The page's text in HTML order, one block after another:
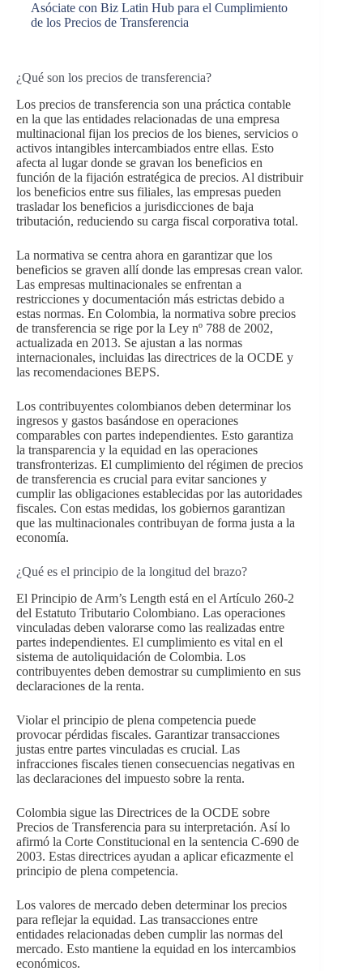
Asóciate con Biz Latin Hub para el Cumplimiento
de los Precios de Transferencia
¿Qué son los precios de transferencia?
Los precios de transferencia son una práctica contable
en la que las entidades relacionadas de una empresa
multinacional fijan los precios de los bienes, servicios o
activos intangibles intercambiados entre ellas. Esto
afecta al lugar donde se gravan los beneficios en
función de la fijación estratégica de precios. Al distribuir
los beneficios entre sus filiales, las empresas pueden
trasladar los beneficios a jurisdicciones de baja
tributación, reduciendo su carga fiscal corporativa total.
La normativa se centra ahora en garantizar que los
beneficios se graven allí donde las empresas crean valor.
Las empresas multinacionales se enfrentan a
restricciones y documentación más estrictas debido a
estas normas. En Colombia, la normativa sobre precios
de transferencia se rige por la Ley nº 788 de 2002,
actualizada en 2013. Se ajustan a las normas
internacionales, incluidas las directrices de la OCDE y
las recomendaciones BEPS.
Los contribuyentes colombianos deben determinar los
ingresos y gastos basándose en operaciones
comparables con partes independientes. Esto garantiza
la transparencia y la equidad en las operaciones
transfronterizas. El cumplimiento del régimen de precios
de transferencia es crucial para evitar sanciones y
cumplir las obligaciones establecidas por las autoridades
fiscales. Con estas medidas, los gobiernos garantizan
que las multinacionales contribuyan de forma justa a la
economía.
¿Qué es el principio de la longitud del brazo?
El Principio de Arm’s Length está en el Artículo 260-2
del Estatuto Tributario Colombiano. Las operaciones
vinculadas deben valorarse como las realizadas entre
partes independientes. El cumplimiento es vital en el
sistema de autoliquidación de Colombia. Los
contribuyentes deben demostrar su cumplimiento en sus
declaraciones de la renta.
Violar el principio de plena competencia puede
provocar pérdidas fiscales. Garantizar transacciones
justas entre partes vinculadas es crucial. Las
infracciones fiscales tienen consecuencias negativas en
las declaraciones del impuesto sobre la renta.
Colombia sigue las Directrices de la OCDE sobre
Precios de Transferencia para su interpretación. Así lo
afirmó la Corte Constitucional en la sentencia C-690 de
2003. Estas directrices ayudan a aplicar eficazmente el
principio de plena competencia.
Los valores de mercado deben determinar los precios
para reflejar la equidad. Las transacciones entre
entidades relacionadas deben cumplir las normas del
mercado. Esto mantiene la equidad en los intercambios
económicos.